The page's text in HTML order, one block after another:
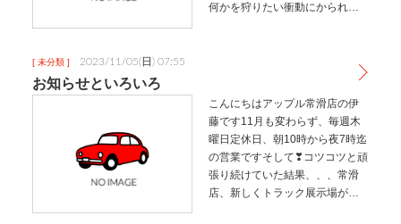
何かを狩りたい衝動にかられた
岐阜県加茂…
[ 未分類 ] 2023/11/05(日) 07:55
お知らせといろいろ
こんにちはアップル常滑店の伊
藤です11月も変わらず、毎週木
曜日定休日、朝10時から夜7時迄
の営業ですそして❣コツコツと頑
張り続けていた結果、、、常滑
店、新しくトラック展示場がで